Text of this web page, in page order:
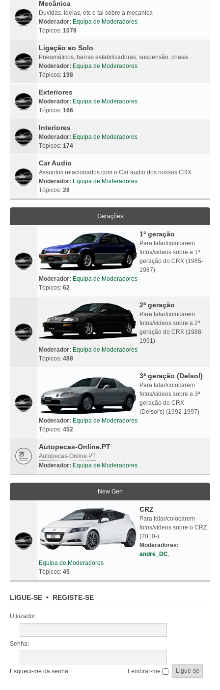
Mecânica
Duvidas. ideias, etc e tal sobre a mecanica
Moderador: Equipa de Moderadores
Tópicos: 1078
Ligação ao Solo
Pneumáticos, barras estabilizadoras, suspensão, chassi...
Moderador: Equipa de Moderadores
Tópicos: 198
Exteriores
Moderador: Equipa de Moderadores
Tópicos: 166
Interiores
Moderador: Equipa de Moderadores
Tópicos: 174
Car Audio
Assuntos relacionados com o Car audio dos nossos CRX
Moderador: Equipa de Moderadores
Tópicos: 28
Gerações
1ª geração
Para falar/colocarem
fotos/videos sobre a 1ª
geração do CRX (1985-
1987)
Moderador: Equipa de Moderadores
Tópicos: 62
2ª geração
Para falar/colocarem
fotos/videos sobre a 2ª
geração do CRX (1988-
1991)
Moderador: Equipa de Moderadores
Tópicos: 488
3ª geração (Delsol)
Para falar/colocarem
fotos/videos sobre a 3ª
geração do CRX
(Delsol's) (1992-1997)
Moderador: Equipa de Moderadores
Tópicos: 452
Autopecas-Online.PT
Autopecas-Online.PT
Moderador: Equipa de Moderadores
New Gen
CRZ
Para falar/colocarem
fotos/videos sobre o CRZ
(2010-)
Moderadores:
andre_DC,
Equipa de Moderadores
Tópicos: 45
LIGUE-SE • REGISTE-SE
Utilizador:
Senha:
Esqueci-me da senha Lembrar-me